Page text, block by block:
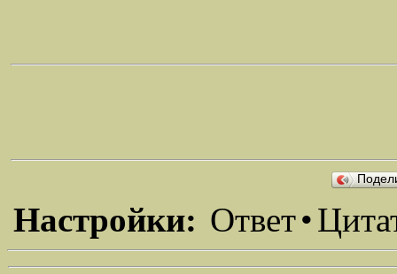
Настройки: Ответ•